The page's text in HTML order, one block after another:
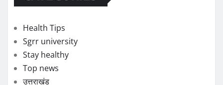
Health Tips
Sgrr university
Stay healthy
Top news
उत्तराखंड